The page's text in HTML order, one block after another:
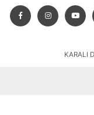
KARALI